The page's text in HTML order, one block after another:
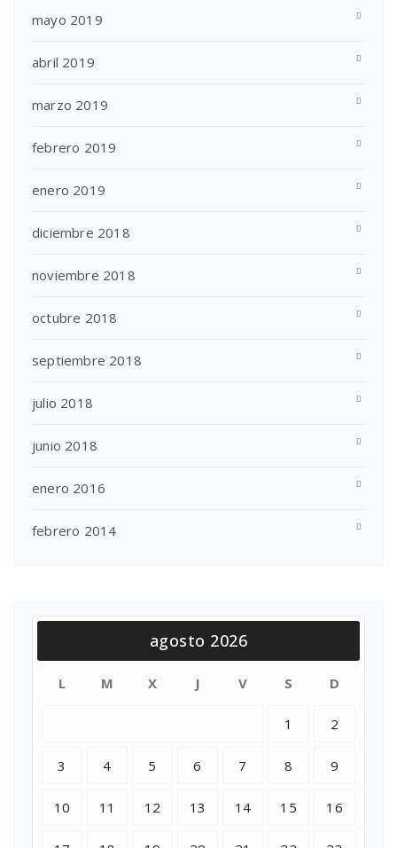
mayo 2019
abril 2019
marzo 2019
febrero 2019
enero 2019
diciembre 2018
noviembre 2018
octubre 2018
septiembre 2018
julio 2018
junio 2018
enero 2016
febrero 2014
agosto 2026
L M X J V S D
1 2
3 4 5 6 7 8 9
10 11 12 13 14 15 16